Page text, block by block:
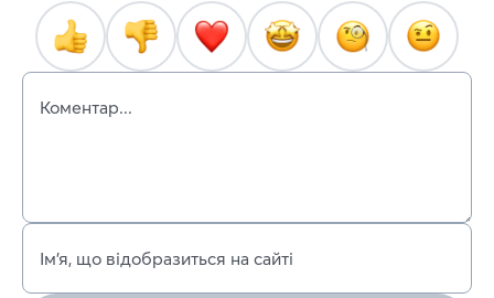
Коментар...
Ім’я, що відобразиться на сайті